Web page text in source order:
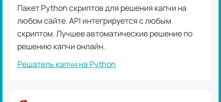
Пакет Python скриптов для решения капчи на
любом сайте. API интегрируется с любым
скриптом. Лучшее автоматические решение по
решению капчи онлайн.
Решатель капчи на Python